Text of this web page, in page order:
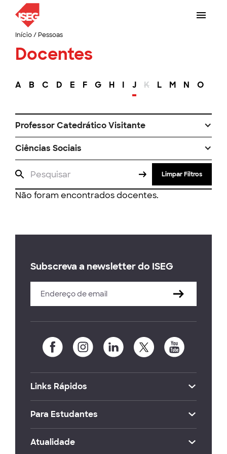
Início/ Pessoas
Docentes
A B C D E F G H I J K L M N O
Professor Catedrático Visitante
Ciências Sociais
Limpar Filtros
Não foram encontrados docentes.
Subscreva a newsletter do ISEG
Links Rápidos
Para Estudantes
Atualidade